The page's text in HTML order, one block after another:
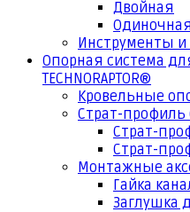
Двойная
Одиночная
Инструменты и
Опорная система
TECHNORAPTOR®
Кровельные
Страт-профиль
Страт-
Страт-
Монтажные
Гайка
Заглушка